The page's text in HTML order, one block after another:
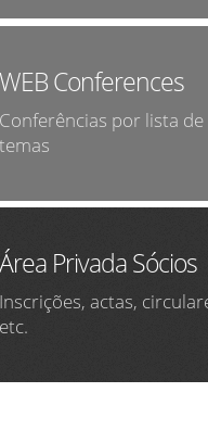
WEB Conferences
Conferências por lista de
temas
Área Privada Sócios
Inscrições, actas,
etc.